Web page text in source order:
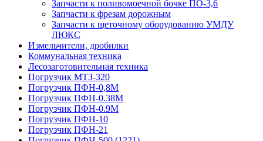
Запчасти к поливомоечной бочке ПО-3,6
Запчасти к фрезам дорожным
Запчасти к щеточному оборудованию УМДУ
ЛЮКС
Измельчители, дробилки
Коммунальная техника
Лесозаготовительная техника
Погрузчик МТЗ-320
Погрузчик ПФН-0,8М
Погрузчик ПФН-0.38М
Погрузчик ПФН-0.9М
Погрузчик ПФН-10
Погрузчик ПФН-21